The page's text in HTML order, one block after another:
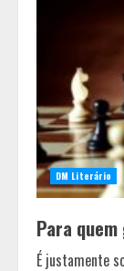
DM Literário
Para
É justamente